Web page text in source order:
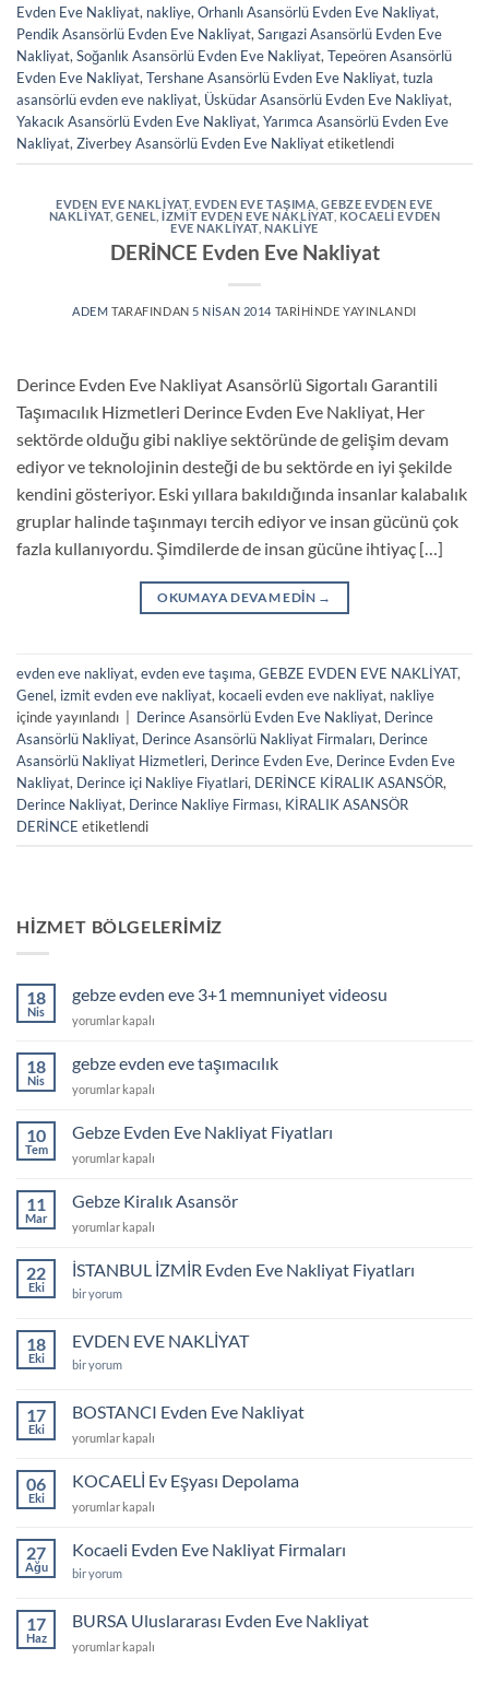
Evden Eve Nakliyat, nakliye, Orhanlı Asansörlü Evden Eve Nakliyat,
Pendik Asansörlü Evden Eve Nakliyat, Sarıgazi Asansörlü Evden Eve
Nakliyat, Soğanlık Asansörlü Evden Eve Nakliyat, Tepeören Asansörlü
Evden Eve Nakliyat, Tershane Asansörlü Evden Eve Nakliyat, tuzla
asansörlü evden eve nakliyat, Üsküdar Asansörlü Evden Eve Nakliyat,
Yakacık Asansörlü Evden Eve Nakliyat, Yarımca Asansörlü Evden Eve
Nakliyat, Ziverbey Asansörlü Evden Eve Nakliyatetiketlendi
EVDEN EVE NAKLIYAT,EVDEN EVE TAŞIMA ,GEBZE EVDEN EVE
NAKLİYAT,GENEL ,IZMIT EVDEN EVE NAKLIYAT, KOCAELI EVDEN
EVE NAKLIYAT, NAKLIYE
DERİNCE Evden Eve Nakliyat
ADEM TARAFINDAN 5 NISAN 2014TARIHINDE YAYINLANDI
Derince Evden Eve Nakliyat Asansörlü Sigortalı Garantili
Taşımacılık Hizmetleri Derince Evden Eve Nakliyat, Her
sektörde olduğu gibi nakliye sektöründe de gelişim devam
ediyor ve teknolojinin desteği de bu sektörde en iyi şekilde
kendini gösteriyor. Eski yıllara bakıldığında insanlar kalabalık
gruplar halinde taşınmayı tercih ediyor ve insan gücünü çok
fazla kullanıyordu. Şimdilerde de insan gücüne ihtiyaç […]
OKUMAYA DEVAM EDIN →
evden eve nakliyat, evden eve taşıma, GEBZE EVDEN EVE NAKLİYAT,
Genel, izmit evden eve nakliyat, kocaeli evden eve nakliyat, nakliye
içinde yayınlandı
Derince Asansörlü Evden Eve Nakliyat, Derince
Asansörlü Nakliyat, Derince Asansörlü Nakliyat Firmaları, Derince
Asansörlü Nakliyat Hizmetleri, Derince Evden Eve, Derince Evden Eve
Nakliyat, Derince içi Nakliye Fiyatlari, DERİNCE KİRALIK ASANSÖR,
Derince Nakliyat, Derince Nakliye Firması, KİRALIK ASANSÖR
DERİNCE etiketlendi
HIZMET BÖLGELERIMIZ
18
Nis
gebze evden eve 3+1 memnuniyet videosu
gebze
3+1
memnuniyet
için
yorumlar kapalı
18
Nis
gebze evden eve taşımacılık
gebze
eve
taşımacılık
için
yorumlar kapalı
10
Tem
Gebze Evden Eve Nakliyat Fiyatları
Gebze
Eve
Nakliyat
Fiyatları
yorumlar kapalı
11
Mar
Gebze Kiralık Asansör
Gebze
Asansör
için
yorumlar kapalı
22
Eki
İSTANBUL İZMİR Evden Eve Nakliyat Fiyatları
İSTANBUL
Eve
Nakliyat
Fiyatları
bir yorum
18
Eki
EVDEN EVE NAKLİYAT
EVDEN
için
bir yorum
17
Eki
BOSTANCI Evden Eve Nakliyat
BOSTANCI
Eve
Nakliyat
için
yorumlar kapalı
06
Eki
KOCAELİ Ev Eşyası Depolama
KOCAELİ
Eşyası
Depolama
için
yorumlar kapalı
27
Ağu
Kocaeli Evden Eve Nakliyat Firmaları
Kocaeli
Nakliyat
Firmaları
için
bir yorum
17
Haz
BURSA Uluslararası Evden Eve Nakliyat
BURSA
yorumlar kapalı